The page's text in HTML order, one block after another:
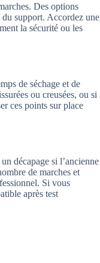
Des options
support. Accordez une
la sécurité ou les
de séchage et de
ou creusées, ou si
ces points sur place
décapage si l’ancienne
de marches et
Si vous
après test